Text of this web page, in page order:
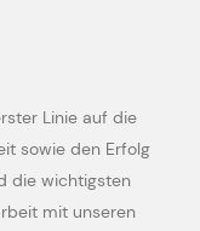
Linie auf die
sowie den Erfolg
die wichtigsten
mit unseren